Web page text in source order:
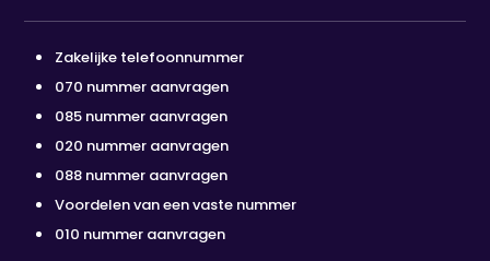
Zakelijke telefoonnummer
070 nummer aanvragen
085 nummer aanvragen
020 nummer aanvragen
088 nummer aanvragen
Voordelen van een vaste nummer
010 nummer aanvragen